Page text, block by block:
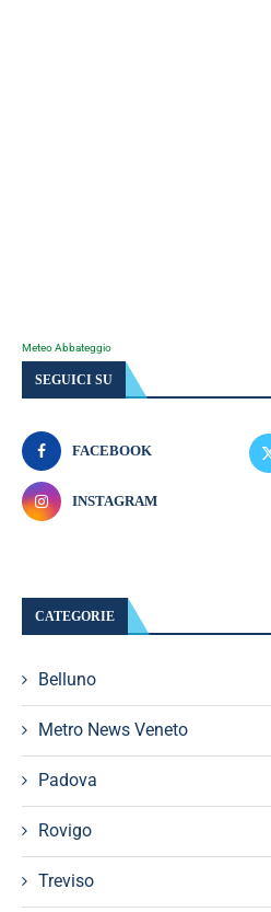
Meteo Abbateggio
SEGUICI SU
FACEBOOK
INSTAGRAM
CATEGORIE
Belluno
Metro News Veneto
Padova
Rovigo
Treviso